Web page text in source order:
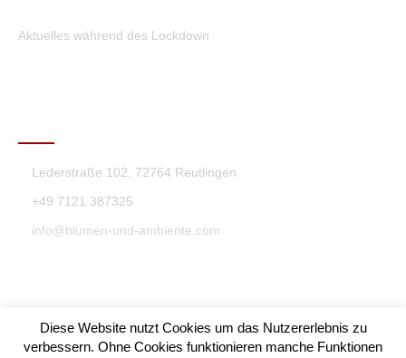
Aktuelles während des Lockdown
Lederstraße 102, 72764 Reutlingen
+49 7121 387325
info@blumen-und-ambiente.com
Diese Website nutzt Cookies um das Nutzererlebnis zu
verbessern. Ohne Cookies funktionieren manche Funktionen